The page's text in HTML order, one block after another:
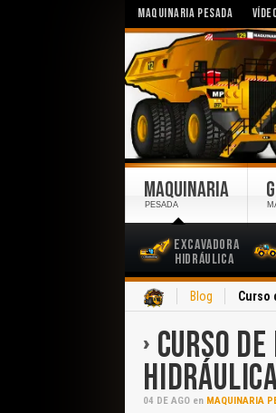
MAQUINARIA PESADA
MAQUINARIA
PESADA
Excavadora
Hidráulica
Blog Curso
CURSO
04 DE AGO en MAQUINARIA